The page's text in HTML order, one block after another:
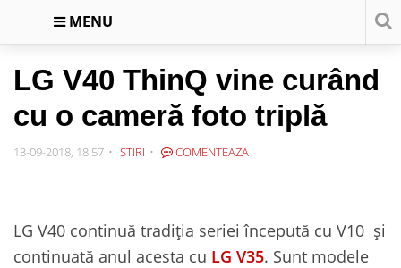
MENU
LG V40 ThinQ vine curând
cu o cameră foto triplă
13-09-2018, 18:57 STIRI COMENTEAZA
LG V40 continuă tradiția seriei începută cu V10 și
continuată anul acesta cu LG V35. Sunt modele